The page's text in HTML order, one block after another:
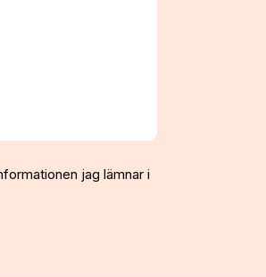
jag lämnar i